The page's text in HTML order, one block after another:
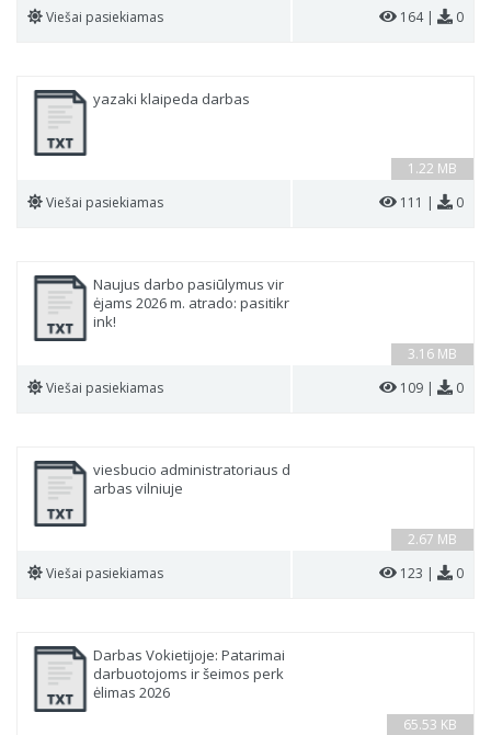
Viešai pasiekiamas 164 | 0
1.22 MB
yazaki klaipeda darbas
Viešai pasiekiamas 111 | 0
3.16 MB
Naujus darbo pasiūlymus vir
ėjams 2026 m. atrado: pasitikr
ink!
Viešai pasiekiamas 109 | 0
2.67 MB
viesbucio administratoriaus d
arbas vilniuje
Viešai pasiekiamas 123 | 0
65.53 KB
Darbas Vokietijoje: Patarimai
darbuotojoms ir šeimos perk
ėlimas 2026